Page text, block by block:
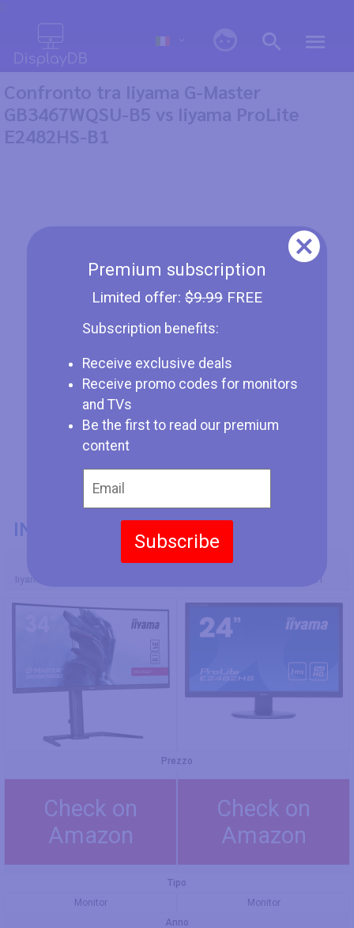
Premium subscription
Limited offer: $9.99FREE
Subscription benefits:
Receive exclusive deals
Receive promo codes for monitors
and TVs
Be the first to read our premium
content
Subscribe
Confronto tra Iiyama G-Master
GB3467WQSU-B5 vs Iiyama ProLite
E2482HS-B1
INFORMAZIONI GENERALI
Prezzo
Check on
Amazon
Check on
Amazon
Tipo
Monitor
Monitor
Anno